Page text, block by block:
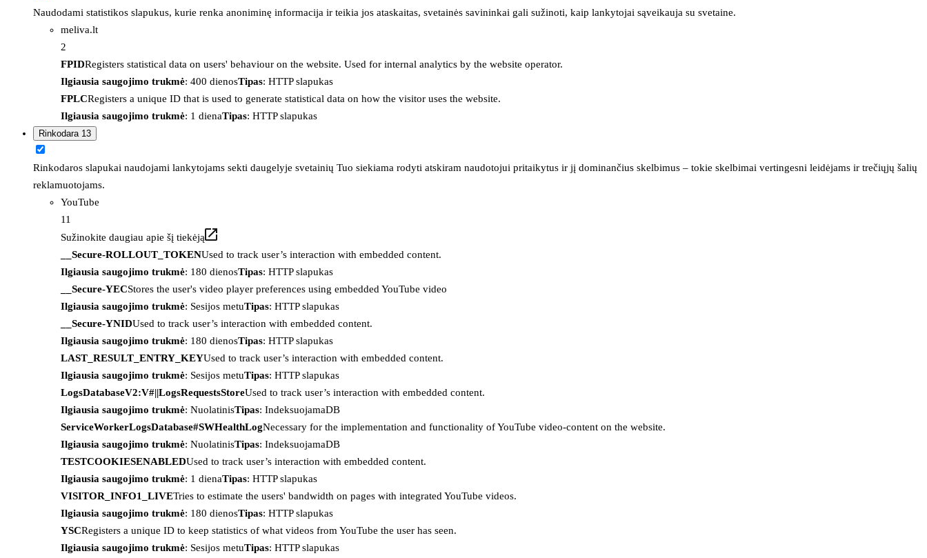
Naudodami statistikos slapukus, kurie renka anoniminę informacija ir teikia jos ataskaitas, svetainės savininkai gali sužinoti, kaip lankytojai sąveikauja su svetaine.
meliva.lt
2
FPIDRegisters statistical data on users' behaviour on the website. Used for internal analytics by the website operator.
Ilgiausia saugojimo trukmė: 400 dienosTipas: HTTP slapukas
FPLCRegisters a unique ID that is used to generate statistical data on how the visitor uses the website.
Ilgiausia saugojimo trukmė: 1 dienaTipas: HTTP slapukas
Rinkodara 13
Rinkodaros slapukai naudojami lankytojams sekti daugelyje svetainių Tuo siekiama rodyti atskiram naudotojui pritaikytus ir jį dominančius skelbimus – tokie skelbimai vertingesni leidėjams ir trečiųjų šalių
reklamuotojams.
YouTube
11
Sužinokite daugiau apie šį tiekėją
__Secure-ROLLOUT_TOKENUsed to track user’s interaction with embedded content.
Ilgiausia saugojimo trukmė: 180 dienosTipas: HTTP slapukas
__Secure-YECStores the user's video player preferences using embedded YouTube video
Ilgiausia saugojimo trukmė: Sesijos metuTipas: HTTP slapukas
__Secure-YNIDUsed to track user’s interaction with embedded content.
Ilgiausia saugojimo trukmė: 180 dienosTipas: HTTP slapukas
LAST_RESULT_ENTRY_KEYUsed to track user’s interaction with embedded content.
Ilgiausia saugojimo trukmė: Sesijos metuTipas: HTTP slapukas
LogsDatabaseV2:V#||LogsRequestsStoreUsed to track user’s interaction with embedded content.
Ilgiausia saugojimo trukmė: NuolatinisTipas: IndeksuojamaDB
ServiceWorkerLogsDatabase#SWHealthLogNecessary for the implementation and functionality of YouTube video-content on the website.
Ilgiausia saugojimo trukmė: NuolatinisTipas: IndeksuojamaDB
TESTCOOKIESENABLEDUsed to track user’s interaction with embedded content.
Ilgiausia saugojimo trukmė: 1 dienaTipas: HTTP slapukas
VISITOR_INFO1_LIVETries to estimate the users' bandwidth on pages with integrated YouTube videos.
Ilgiausia saugojimo trukmė: 180 dienosTipas: HTTP slapukas
YSCRegisters a unique ID to keep statistics of what videos from YouTube the user has seen.
Ilgiausia saugojimo trukmė: Sesijos metuTipas: HTTP slapukas